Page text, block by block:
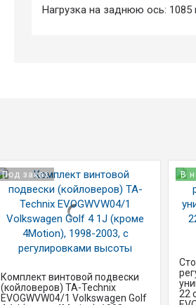
Нагрузка на заднюю ось: 1085
Под заказ
Комплект винтовой подвески
(койловеров) TA-Technix
EVOGWVW04/1 Volkswagen Golf
В
22